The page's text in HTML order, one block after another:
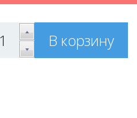
В корзину